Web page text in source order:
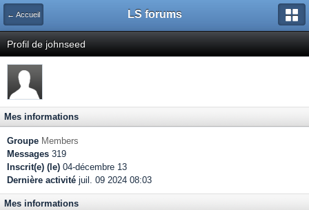
← Accueil LS forums
Profil de johnseed
Mes informations
Groupe Members
Messages 319
Inscrit(e) (le) 04-décembre 13
Dernière activité juil. 09 2024 08:03
Mes informations